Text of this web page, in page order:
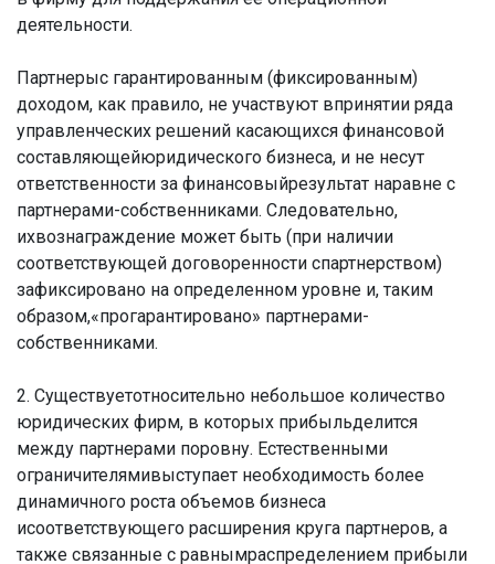
деятельности.
Партнерыс гарантированным (фиксированным)
доходом, как правило, не участвуют впринятии ряда
управленческих решений касающихся финансовой
составляющейюридического бизнеса, и не несут
ответственности за финансовыйрезультат наравне с
партнерами-собственниками. Следовательно,
ихвознаграждение может быть (при наличии
соответствующей договоренности спартнерством)
зафиксировано на определенном уровне и, таким
образом,«прогарантировано» партнерами-
собственниками.
2. Существуетотносительно небольшое количество
юридических фирм, в которых прибыльделится
между партнерами поровну. Естественными
ограничителямивыступает необходимость более
динамичного роста объемов бизнеса
исоответствующего расширения круга партнеров, а
также связанные с равнымраспределением прибыли